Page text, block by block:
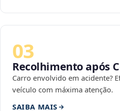
03
Recolhimento após
Carro envolvido em acidente?
veículo com máxima atenção.
SAIBA MAIS